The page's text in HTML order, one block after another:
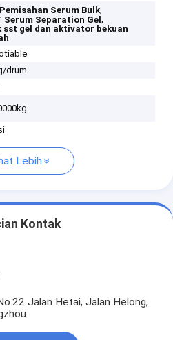
Serum Bulk,
Serum Separation Gel,
sst gel dan aktivator bekuan
drum
Lebih
Kontak
Jalan Hetai, Jalan Helong,